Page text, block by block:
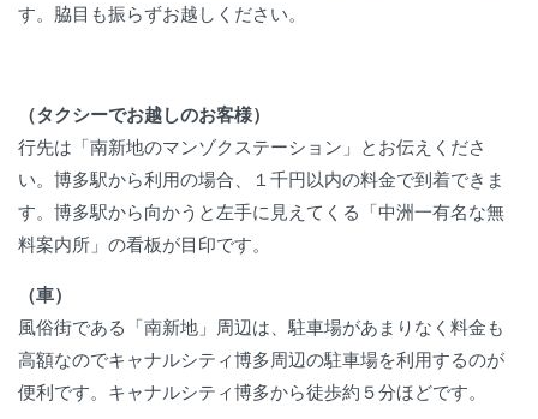
す。脇目も振らずお越しください。
（タクシーでお越しのお客様）
行先は「南新地のマンゾクステーション」とお伝えくださ
い。博多駅から利用の場合、１千円以内の料金で到着できま
す。博多駅から向かうと左手に見えてくる「中洲一有名な無
料案内所」の看板が目印です。
（車）
風俗街である「南新地」周辺は、駐車場があまりなく料金も
高額なのでキャナルシティ博多周辺の駐車場を利用するのが
便利です。キャナルシティ博多から徒歩約５分ほどです。